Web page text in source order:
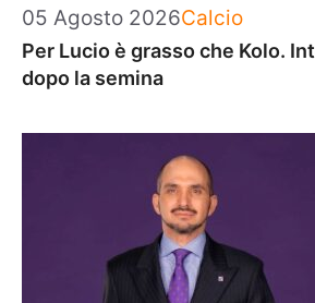
05 Agosto 2026Categorie
Calcio
Per Lucio è grasso che Kolo.
dopo la semina